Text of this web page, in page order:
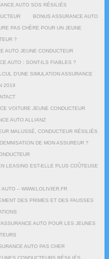
AUTO SOS RÉSILIÉS
BONUS ASSURANCE AUTO
PAS CHÈRE POUR UN JEUNE
?
AUTO JEUNE CONDUCTEUR
AUTO : SONT-ILS FIABLES ?
D’UNE SIMULATION ASSURANCE
2019
VOITURE JEUNE CONDUCTEUR
AUTO ALLIANZ
MALUSSÉ, CONDUCTEUR RÉSILIÉS
DE MON ASSUREUR ?
LEASING EST-ELLE PLUS COÛTEUSE
AUTO – WWW.LOLIVIER.FR
DES PRIMES ET DES FAUSSES
AUTO POUR LES JEUNES
AUTO PAS CHER
CONDUCTEURS RÉSILIÉS